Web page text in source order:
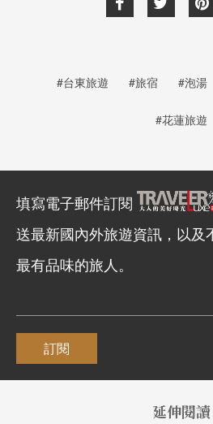
#台東旅遊 #旅宿 #泡湯
#花蓮旅遊
填寫電子郵件訂閱
送最新國內外旅遊資訊，以及
最有品味的旅人。
訂閱
延伸閱讀